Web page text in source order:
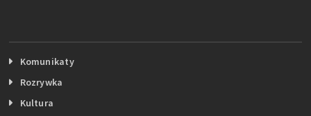
Komunikaty
Rozrywka
Kultura